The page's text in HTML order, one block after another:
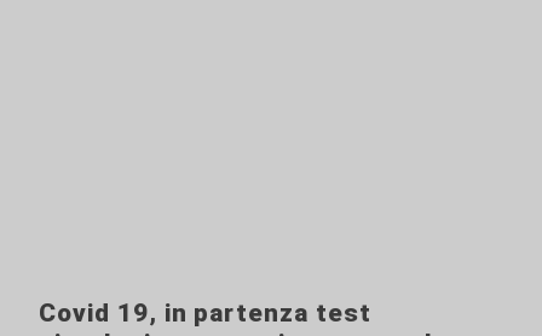
Covid 19, in partenza test